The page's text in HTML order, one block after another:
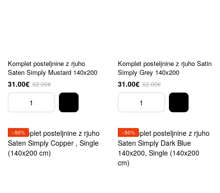
Komplet posteljnine z rjuho
Saten Simply Mustard 140x200
31.00€ 62.00€
Komplet posteljnine z rjuho Satin
Simply Grey 140x200
31.00€ 62.00€
−50% −50%